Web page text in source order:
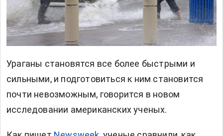
Ураганы становятся все более быстрыми и
сильными, и подготовиться к ним становится
почти невозможным, говорится в новом
исследовании американских ученых.